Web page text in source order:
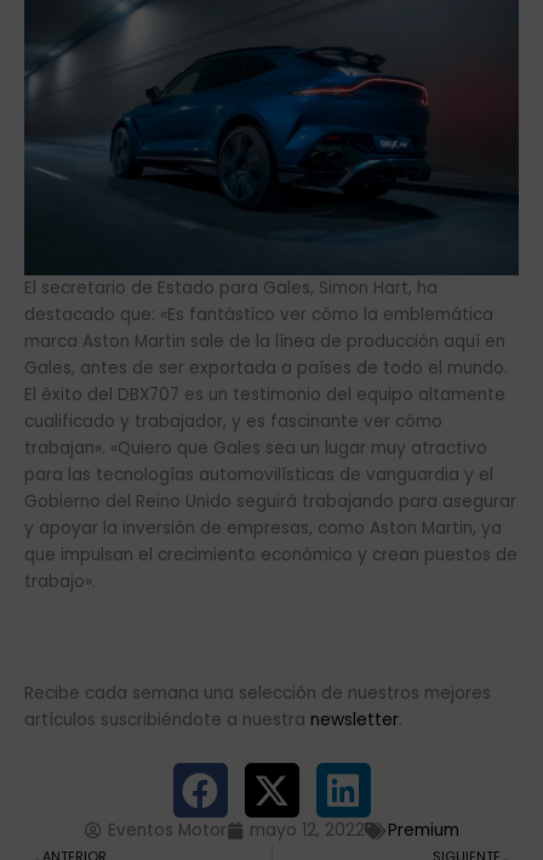
El secretario de Estado para Gales, Simon Hart, ha
destacado que: «Es fantástico ver cómo la emblemática
marca Aston Martin sale de la línea de producción aquí en
Gales, antes de ser exportada a países de todo el mundo.
El éxito del DBX707 es un testimonio del equipo altamente
cualificado y trabajador, y es fascinante ver cómo
trabajan». «Quiero que Gales sea un lugar muy atractivo
para las tecnologías automovilísticas de vanguardia y el
Gobierno del Reino Unido seguirá trabajando para asegurar
y apoyar la inversión de empresas, como Aston Martin, ya
que impulsan el crecimiento económico y crean puestos de
trabajo».
Recibe cada semana una selección de nuestros mejores
artículos suscribiéndote a nuestra newsletter.
Eventos Motor mayo 12, 2022 Premium